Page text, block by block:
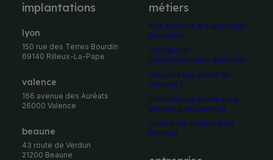
implantations
Lyon
150 rue des Terres Bourdin
69140 Rilleux-La-Pape
Valence
166 avenue des Auréats
26000 Valence
Beaune
43 route de Verdun
21200 Beaune
métiers
Nos produits, équipements
dentaires
Formations
professionnelles dentistes
Vous avez un projet de
création ?
Interventions techniques,
entretien, dépannage
Contrat de maintenance
dentaire